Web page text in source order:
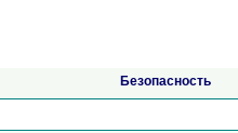
Безопасность